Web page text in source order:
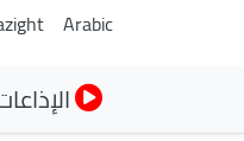
Arabic